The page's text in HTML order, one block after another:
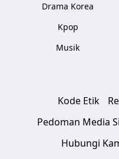
Drama Korea
Kpop
Musik
Kode Etik
Pedoman Media
Hubungi